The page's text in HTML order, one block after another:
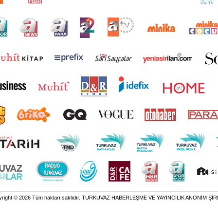
© 2026 Tüm hakları saklıdır. TURKUVAZ HABERLEŞME VE YAYINCILIK ANONİM